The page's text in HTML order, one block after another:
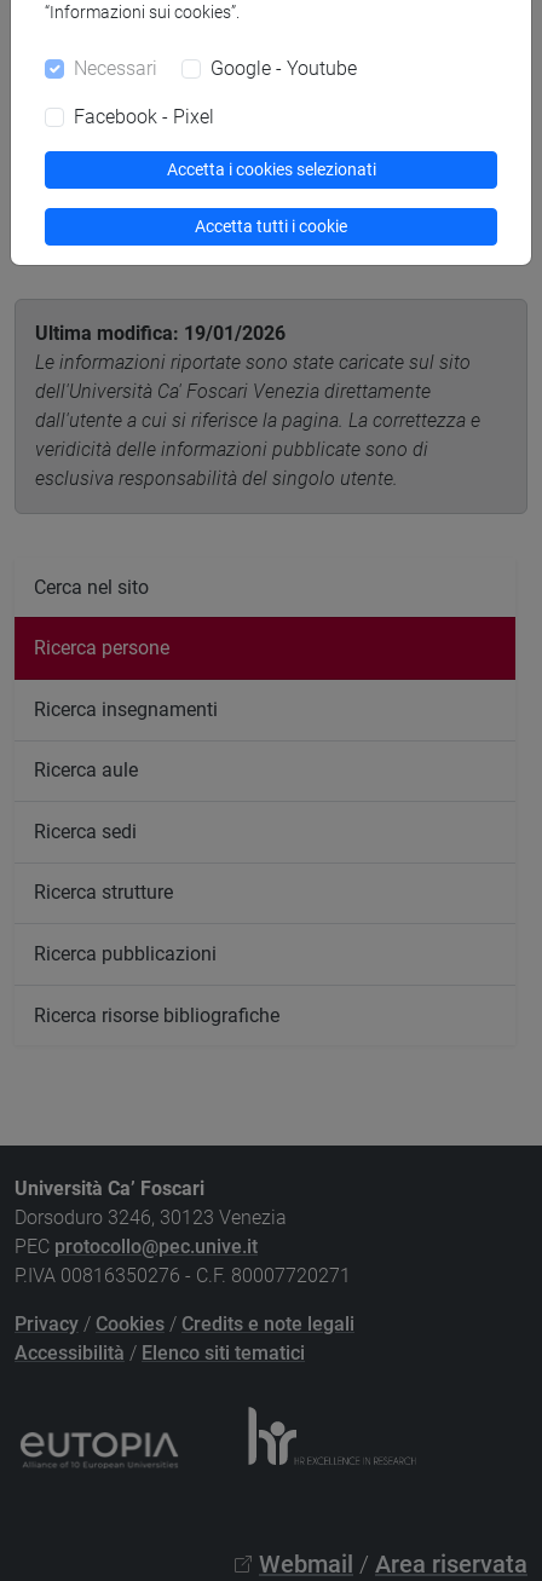
• Business planning
• Controllo di gestione e Misurazione delle performance
• Analisi strategica e Supporto dell'innovazione
Ultima modifica: 19/01/2026
Le informazioni riportate sono state caricate sul sito
dell'Università Ca' Foscari Venezia direttamente
dall'utente a cui si riferisce la pagina. La correttezza e
veridicità delle informazioni pubblicate sono di
esclusiva responsabilità del singolo utente.
Cerca nel sito
Ricerca persone
Ricerca insegnamenti
Ricerca aule
Ricerca sedi
Ricerca strutture
Ricerca pubblicazioni
Ricerca risorse bibliografiche
Università Ca’ Foscari
Dorsoduro 3246, 30123 Venezia
PEC protocollo@pec.unive.it
P.IVA 00816350276 - C.F. 80007720271
Privacy / Cookies / Credits e note legali
Accessibilità / Elenco siti tematici
Webmail / Area riservata
“Informazioni sui cookies”.
Necessari Google - Youtube
Facebook - Pixel
Accetta i cookies selezionati
Accetta tutti i cookie